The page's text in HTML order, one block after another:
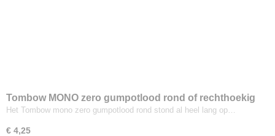
Tombow MONO zero gumpotlood rond of rechthoekig
Het Tombow mono zero gumpotlood rond stond al heel lang op…
€ 4,25